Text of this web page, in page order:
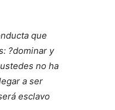
que
?dominar y
no ha
a ser
esclavo